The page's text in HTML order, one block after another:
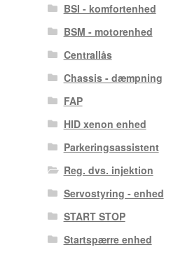
BSI - komfortenhed
BSM - motorenhed
Centrallås
Chassis - dæmpning
FAP
HID xenon enhed
Parkeringsassistent
Reg. dvs. injektion
Servostyring - enhed
START STOP
Startspærre enhed